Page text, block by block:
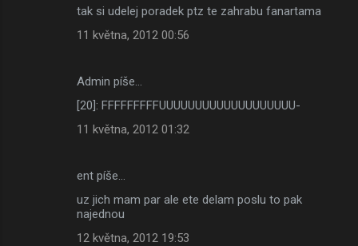
tak si udelej poradek ptz te zahrabu fanartama
11 května, 2012 00:56
Admin píše…
[20]: FFFFFFFFFUUUUUUUUUUUUUUUUUUU-
11 května, 2012 01:32
ent píše…
uz jich mam par ale ete delam poslu to pak
najednou
12 května, 2012 19:53